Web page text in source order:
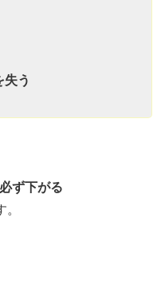
失う
ず下がる